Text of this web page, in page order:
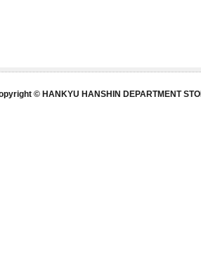
© HANKYU HANSHIN DEPARTMENT